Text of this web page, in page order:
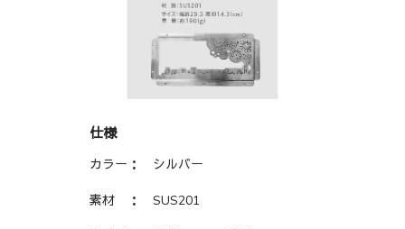
仕様
カラー： シルバー
素材 ： SUS201